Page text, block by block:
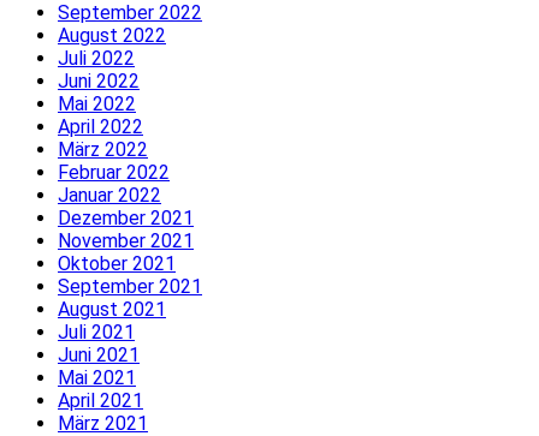
September 2022
August 2022
Juli 2022
Juni 2022
Mai 2022
April 2022
März 2022
Februar 2022
Januar 2022
Dezember 2021
November 2021
Oktober 2021
September 2021
August 2021
Juli 2021
Juni 2021
Mai 2021
April 2021
März 2021